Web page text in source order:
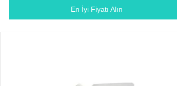
En İyi Fiyatı Alın